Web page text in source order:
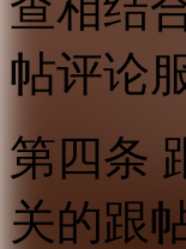
帖评论
第四条
关的跟